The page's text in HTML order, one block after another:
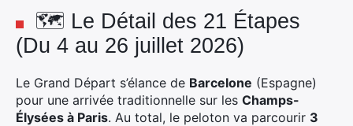
🗺️ Le Détail des 21 Étapes
(Du 4 au 26 juillet 2026)
Le Grand Départ s’élance de Barcelone (Espagne)
pour une arrivée traditionnelle sur les Champs-
Élysées à Paris. Au total, le peloton va parcourir 3